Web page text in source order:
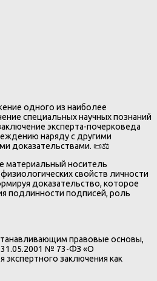
одного из наиболее
специальных научных познаний
эксперта-почерковеда
наряду с другими
доказательствами. 📜⚖️
материальный носитель
свойств личности
доказательство, которое
подлинности подписей, роль
правовые основы,
31.05.2001 № 73-ФЗ «О
заключения как